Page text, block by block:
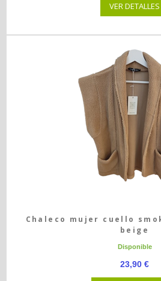
VER DETALLES
Chaleco mujer cuello
beige
Disponible
23,90 €